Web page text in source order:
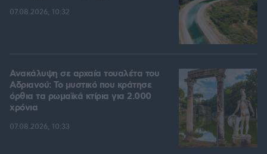
07.08.2026, 10:32
Ανακάλυψη σε αρχαία τουαλέτα του
Αδριανού: Το μυστικό που κράτησε
όρθια τα ρωμαϊκά κτίρια για 2.000
χρόνια
07.08.2026, 10:33